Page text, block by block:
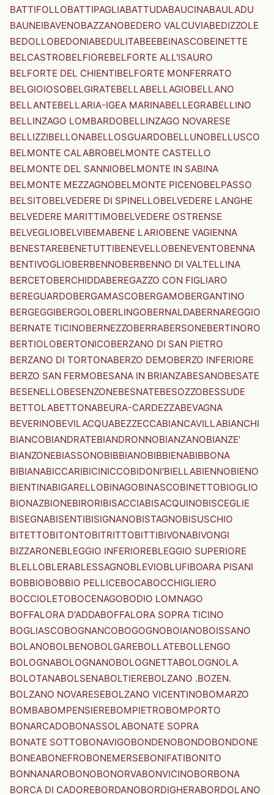
BATTIFOLLOBATTIPAGLIABATTUDABAUCINABAULADU
BAUNEIBAVENOBAZZANOBEDERO VALCUVIABEDIZZOLE
BEDOLLOBEDONIABEDULITABEEBEINASCOBEINETTE
BELCASTROBELFIOREBELFORTE ALL'ISAURO
BELFORTE DEL CHIENTIBELFORTE MONFERRATO
BELGIOIOSOBELGIRATEBELLABELLAGIOBELLANO
BELLANTEBELLARIA-IGEA MARINABELLEGRABELLINO
BELLINZAGO LOMBARDOBELLINZAGO NOVARESE
BELLIZZIBELLONABELLOSGUARDOBELLUNOBELLUSCO
BELMONTE CALABROBELMONTE CASTELLO
BELMONTE DEL SANNIOBELMONTE IN SABINA
BELMONTE MEZZAGNOBELMONTE PICENOBELPASSO
BELSITOBELVEDERE DI SPINELLOBELVEDERE LANGHE
BELVEDERE MARITTIMOBELVEDERE OSTRENSE
BELVEGLIOBELVIBEMABENE LARIOBENE VAGIENNA
BENESTAREBENETUTTIBENEVELLOBENEVENTOBENNA
BENTIVOGLIOBERBENNOBERBENNO DI VALTELLINA
BERCETOBERCHIDDABEREGAZZO CON FIGLIARO
BEREGUARDOBERGAMASCOBERGAMOBERGANTINO
BERGEGGIBERGOLOBERLINGOBERNALDABERNAREGGIO
BERNATE TICINOBERNEZZOBERRABERSONEBERTINORO
BERTIOLOBERTONICOBERZANO DI SAN PIETRO
BERZANO DI TORTONABERZO DEMOBERZO INFERIORE
BERZO SAN FERMOBESANA IN BRIANZABESANOBESATE
BESENELLOBESENZONEBESNATEBESOZZOBESSUDE
BETTOLABETTONABEURA-CARDEZZABEVAGNA
BEVERINOBEVILACQUABEZZECCABIANCAVILLABIANCHI
BIANCOBIANDRATEBIANDRONNOBIANZANOBIANZE'
BIANZONEBIASSONOBIBBIANOBIBBIENABIBBONA
BIBIANABICCARIBICINICCOBIDONI'BIELLABIENNOBIENO
BIENTINABIGARELLOBINAGOBINASCOBINETTOBIOGLIO
BIONAZBIONEBIRORIBISACCIABISACQUINOBISCEGLIE
BISEGNABISENTIBISIGNANOBISTAGNOBISUSCHIO
BITETTOBITONTOBITRITTOBITTIBIVONABIVONGI
BIZZARONEBLEGGIO INFERIOREBLEGGIO SUPERIORE
BLELLOBLERABLESSAGNOBLEVIOBLUFIBOARA PISANI
BOBBIOBOBBIO PELLICEBOCABOCCHIGLIERO
BOCCIOLETOBOCENAGOBODIO LOMNAGO
BOFFALORA D'ADDABOFFALORA SOPRA TICINO
BOGLIASCOBOGNANCOBOGOGNOBOIANOBOISSANO
BOLANOBOLBENOBOLGAREBOLLATEBOLLENGO
BOLOGNABOLOGNANOBOLOGNETTABOLOGNOLA
BOLOTANABOLSENABOLTIEREBOLZANO .BOZEN.
BOLZANO NOVARESEBOLZANO VICENTINOBOMARZO
BOMBABOMPENSIEREBOMPIETROBOMPORTO
BONARCADOBONASSOLABONATE SOPRA
BONATE SOTTOBONAVIGOBONDENOBONDOBONDONE
BONEABONEFROBONEMERSEBONIFATIBONITO
BONNANAROBONOBONORVABONVICINOBORBONA
BORCA DI CADOREBORDANOBORDIGHERABORDOLANO